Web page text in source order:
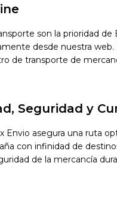
son la prioridad
desde nuestra
de transporte de
Seguridad y
asegura una ruta
con infinidad de
de la mercancía